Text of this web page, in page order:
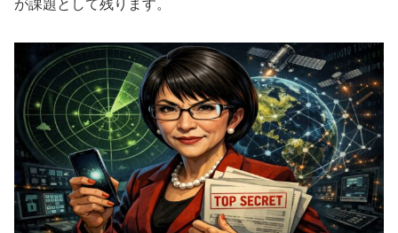
が課題として残ります。